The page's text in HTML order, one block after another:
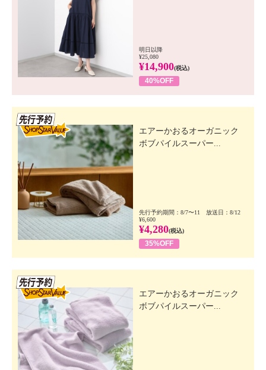
明日以降
¥25,080
¥14,900(税込)
40%OFF
エアーかおるオーガニック
ボブパイルスーパー...
先行予約期間：8/7〜11 放送日：8/12
¥6,600
¥4,280(税込)
35%OFF
エアーかおるオーガニック
ボブパイルスーパー...